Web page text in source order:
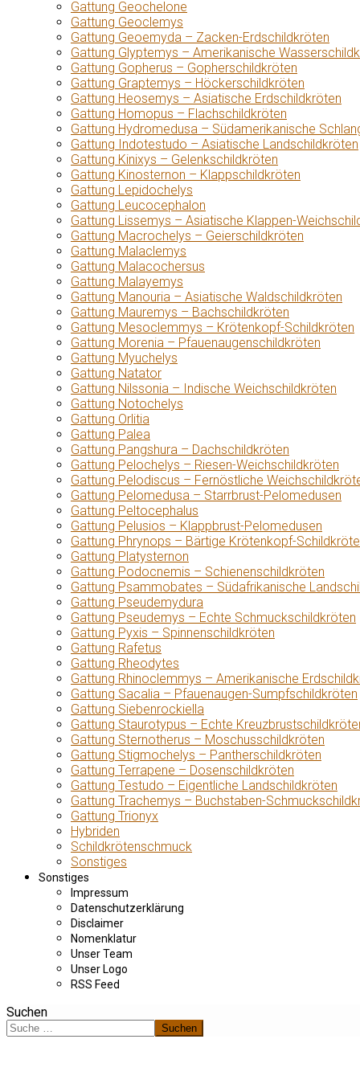
Gattung Geochelone
Gattung Geoclemys
Gattung Geoemyda – Zacken-Erdschildkröten
Gattung Glyptemys – Amerikanische
Gattung Gopherus – Gopherschildkröten
Gattung Graptemys – Höckerschildkröten
Gattung Heosemys – Asiatische Erdschildkröten
Gattung Homopus – Flachschildkröten
Gattung Hydromedusa – Südamerikanische
Gattung Indotestudo – Asiatische Landschildkröten
Gattung Kinixys – Gelenkschildkröten
Gattung Kinosternon – Klappschildkröten
Gattung Lepidochelys
Gattung Leucocephalon
Gattung Lissemys – Asiatische Klappen-
Gattung Macrochelys – Geierschildkröten
Gattung Malaclemys
Gattung Malacochersus
Gattung Malayemys
Gattung Manouria – Asiatische Waldschildkröten
Gattung Mauremys – Bachschildkröten
Gattung Mesoclemmys – Krötenkopf-Schildkröten
Gattung Morenia – Pfauenaugenschildkröten
Gattung Myuchelys
Gattung Natator
Gattung Nilssonia – Indische Weichschildkröten
Gattung Notochelys
Gattung Orlitia
Gattung Palea
Gattung Pangshura – Dachschildkröten
Gattung Pelochelys – Riesen-Weichschildkröten
Gattung Pelodiscus – Fernöstliche
Gattung Pelomedusa – Starrbrust-Pelomedusen
Gattung Peltocephalus
Gattung Pelusios – Klappbrust-Pelomedusen
Gattung Phrynops – Bärtige Krötenkopf-
Gattung Platysternon
Gattung Podocnemis – Schienenschildkröten
Gattung Psammobates – Südafrikanische
Gattung Pseudemydura
Gattung Pseudemys – Echte Schmuckschildkröten
Gattung Pyxis – Spinnenschildkröten
Gattung Rafetus
Gattung Rheodytes
Gattung Rhinoclemmys – Amerikanische
Gattung Sacalia – Pfauenaugen-Sumpfschildkröten
Gattung Siebenrockiella
Gattung Staurotypus – Echte
Gattung Sternotherus – Moschusschildkröten
Gattung Stigmochelys – Pantherschildkröten
Gattung Terrapene – Dosenschildkröten
Gattung Testudo – Eigentliche Landschildkröten
Gattung Trachemys – Buchstaben-
Gattung Trionyx
Hybriden
Schildkrötenschmuck
Sonstiges
Sonstiges
Impressum
Datenschutzerklärung
Disclaimer
Nomenklatur
Unser Team
Unser Logo
RSS Feed
Suchen
Suchen